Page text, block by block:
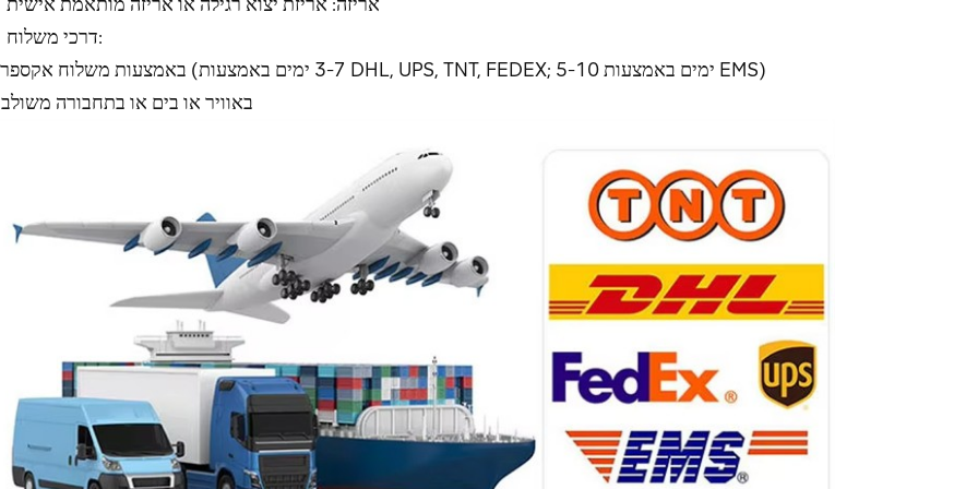
דרכי משלוח:
באמצעות משלוח אקספרס (3-7 ימים באמצעות DHL, UPS, TNT, FEDEX; 5-10 ימים באמצעות EMS)
באוויר או בים או בתחבורה